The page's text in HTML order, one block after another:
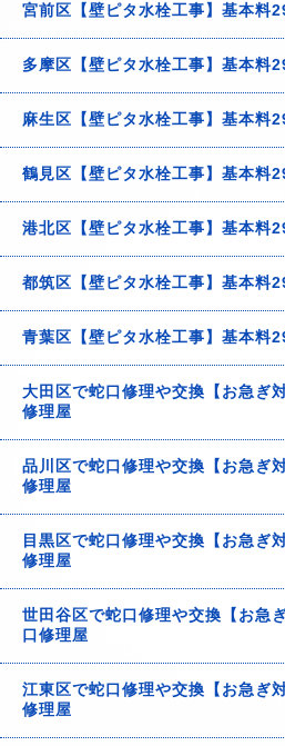
宮前区【壁ピタ水栓工事】基本料
多摩区【壁ピタ水栓工事】基本料
麻生区【壁ピタ水栓工事】基本料
鶴見区【壁ピタ水栓工事】基本料
港北区【壁ピタ水栓工事】基本料
都筑区【壁ピタ水栓工事】基本料
青葉区【壁ピタ水栓工事】基本料
大田区で蛇口修理や交換【お急ぎ
修理屋
品川区で蛇口修理や交換【お急ぎ
修理屋
目黒区で蛇口修理や交換【お急ぎ
修理屋
世田谷区で蛇口修理や交換【お急
口修理屋
江東区で蛇口修理や交換【お急ぎ
修理屋